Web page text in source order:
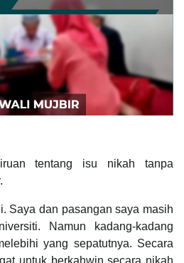
tentang isu nikah tanpa
Saya dan pasangan saya masih
Namun kadang-kadang
yang sepatutnya. Secara
untuk berkahwin secara nikah